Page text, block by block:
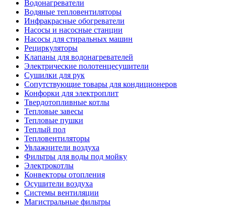
Водонагреватели
Водяные тепловентиляторы
Инфракрасные обогреватели
Насосы и насосные станции
Насосы для стиральных машин
Рециркуляторы
Клапаны для водонагревателей
Электрические полотенцесушители
Сушилки для рук
Сопутствующие товары для кондиционеров
Конфорки для электроплит
Твердотопливные котлы
Тепловые завесы
Тепловые пушки
Теплый пол
Тепловентиляторы
Увлажнители воздуха
Фильтры для воды под мойку
Электрокотлы
Конвекторы отопления
Осушители воздуха
Системы вентиляции
Магистральные фильтры